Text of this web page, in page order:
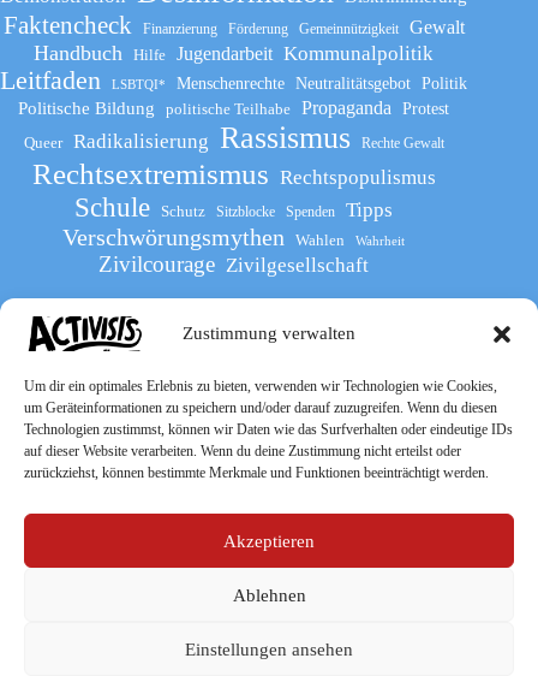
Zustimmung verwalten
Um dir ein optimales Erlebnis zu bieten, verwenden wir Technologien wie Cookies,
um Geräteinformationen zu speichern und/oder darauf zuzugreifen. Wenn du diesen
Technologien zustimmst, können wir Daten wie das Surfverhalten oder eindeutige IDs
auf dieser Website verarbeiten. Wenn du deine Zustimmung nicht erteilst oder
zurückziehst, können bestimmte Merkmale und Funktionen beeinträchtigt werden.
Akzeptieren
Ablehnen
Einstellungen ansehen
Faktencheck Finanzierung Förderung Gemeinnützigkeit Gewalt
Handbuch Hilfe Jugendarbeit Kommunalpolitik
Leitfaden LSBTQI* Menschenrechte Neutralitätsgebot Politik
Politische Bildung politische Teilhabe Propaganda
Protest
Queer
Radikalisierung Rassismus Rechte Gewalt
Rechtsextremismus Rechtspopulismus
Schule Schutz Sitzblocke Spenden Tipps
Verschwörungsmythen Wahlen Wahrheit
Zivilcourage Zivilgesellschaft
Werde Teil des The Activists Guide